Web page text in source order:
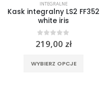
INTEGRALNE
Kask integralny LS2 FF352
white iris
0out of 5
219,00 zł
WYBIERZ OPCJE